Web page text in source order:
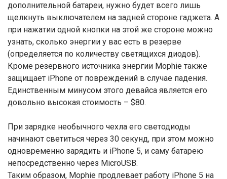
дополнительной батареи, нужно будет всего лишь
щелкнуть выключателем на задней стороне гаджета. А
при нажатии одной кнопки на этой же стороне можно
узнать, сколько энергии у вас есть в резерве
(определяется по количеству светящихся диодов).
Кроме резервного источника энергии Mophie также
защищает iPhone от повреждений в случае падения.
Единственным минусом этого девайса является его
довольно высокая стоимость – $80.
При зарядке необычного чехла его светодиоды
начинают светиться через 30 секунд, при этом можно
одновременно зарядить и iPhone 5, и саму батарею
непосредственно через MicroUSB.
Таким образом, Mophie продлевает работу iPhone 5 на